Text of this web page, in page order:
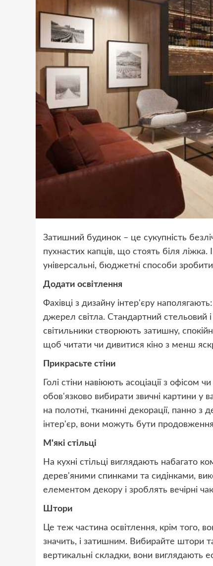
Затишний будинок – це сукупність
пухнастих капців, що стоять біля ліжка.
універсальні, бюджетні способи
Додати освітлення
Фахівці з дизайну інтер'єру
джерел світла. Стандартний стельовий
світильники створюють затишну,
щоб читати чи дивитися кіно з менш
Прикрасьте стіни
Голі стіни навіюють асоціації з офісом
обов'язково вибирати звичні картини у
на полотні, тканинні декорації, панно з
інтер'єр, вони можуть бути
М'які стільці
На кухні стільці виглядають набагато
дерев'яними спинками та сидінками,
елементом декору і зроблять вечірні
Штори
Це теж частина освітлення, крім того,
значить, і затишним. Вибирайте штори
вертикальні складки, вони виглядають